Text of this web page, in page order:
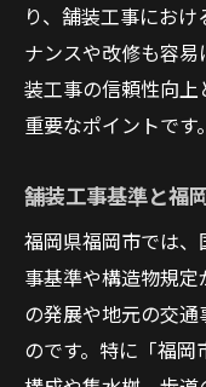
り、舗装工事にお
ナンスや改修も容
装工事の信頼性向
重要なポイントです。
舗装工事基準と福
福岡県福岡市では
事基準や構造物規
の発展や地元の交
のです。特に「福